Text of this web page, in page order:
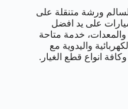
ورشة متنقلة على
على يد افضل
والمعدات، خدمة متاحة
واليدوية مع
انواع قطع الغيار.